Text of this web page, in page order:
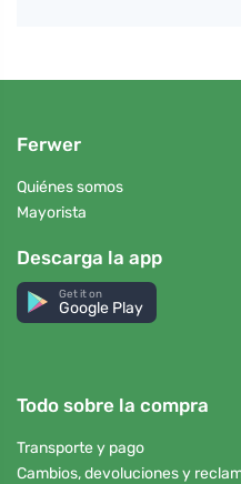
Ferwer
Quiénes somos
Mayorista
Descarga la app
Get it on
Google Play
Todo sobre la compra
Transporte y pago
Cambios, devoluciones y